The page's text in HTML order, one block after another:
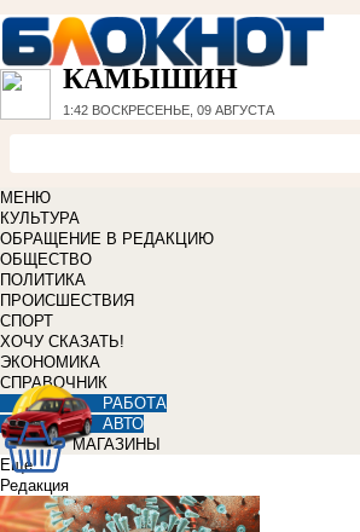
КАМЫШИН
1:42 ВОСКРЕСЕНЬЕ, 09 АВГУСТА
МЕНЮ
КУЛЬТУРА
ОБРАЩЕНИЕ В РЕДАКЦИЮ
ОБЩЕСТВО
ПОЛИТИКА
ПРОИСШЕСТВИЯ
СПОРТ
ХОЧУ СКАЗАТЬ!
ЭКОНОМИКА
СПРАВОЧНИК
РАБОТА
АВТО
МАГАЗИНЫ
Еще
Редакция